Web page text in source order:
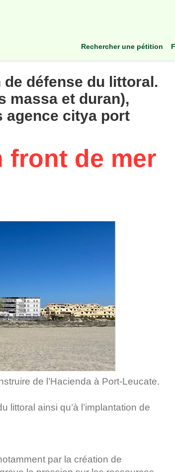
rechercher une pétition
défense du littoral.
massa et duran),
agence citya port
front de mer
de l’Hacienda à Port-Leucate.
littoral ainsi qu’à l’implantation de
par la création de